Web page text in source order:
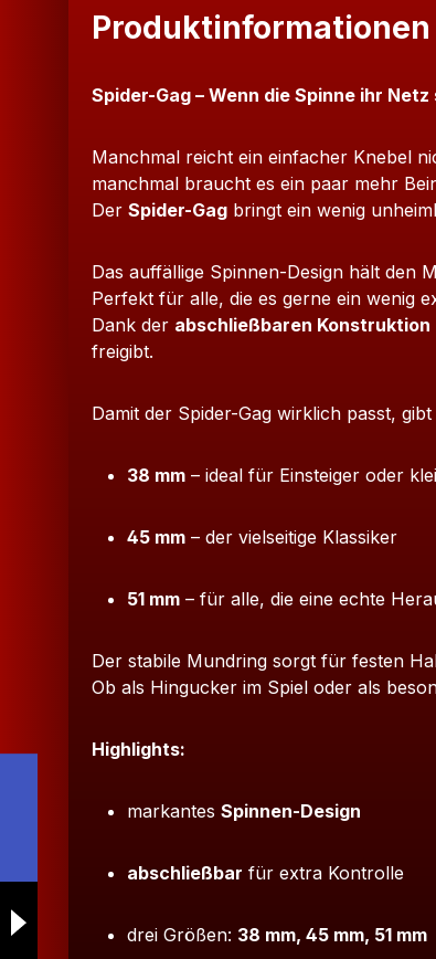
Spider-Gag – Wenn die Spinne ihr
Manchmal reicht ein einfacher Knebel
manchmal braucht es ein paar mehr
Der Spider-Gag bringt ein wenig
Das auffällige Spinnen-Design hält den
Perfekt für alle, die es gerne ein wenig
Dank der abschließbaren Konstruktion
freigibt.
Damit der Spider-Gag wirklich passt,
38 mm – ideal für Einsteiger oder
45 mm – der vielseitige Klassiker
51 mm – für alle, die eine echte
Der stabile Mundring sorgt für festen
Ob als Hingucker im Spiel oder als
Highlights:
markantes Spinnen-Design
abschließbar für extra Kontrolle
drei Größen: 38 mm, 45 mm, 51 mm